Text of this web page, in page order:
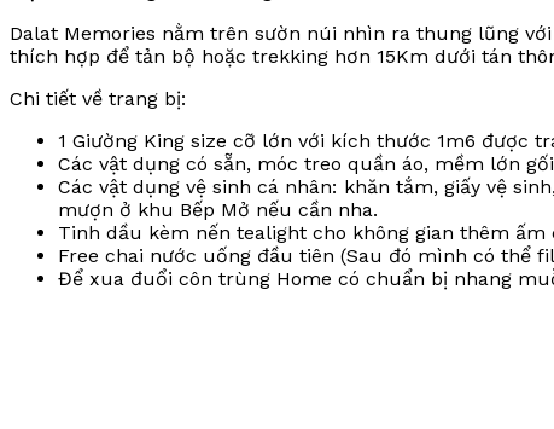
Dalat Memories nằm trên sườn núi nhìn ra thung lũng
thích hợp để tản bộ hoặc trekking hơn 15Km dưới tán
Chi tiết về trang bị:
1 Giường King size cỡ lớn với kích thước 1m6 được
Các vật dụng có sẵn, móc treo quần áo, mềm lớn
Các vật dụng vệ sinh cá nhân: khăn tắm, giấy vệ
mượn ở khu Bếp Mở nếu cần nha.
Tinh dầu kèm nến tealight cho không gian thêm ấm
Free chai nước uống đầu tiên (Sau đó mình có thể
Để xua đuổi côn trùng Home có chuẩn bị nhang